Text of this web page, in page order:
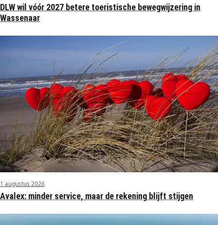
DLW wil vóór 2027 betere toeristische bewegwijzering in
Wassenaar
1 augustus 2026
Avalex: minder service, maar de rekening blijft stijgen